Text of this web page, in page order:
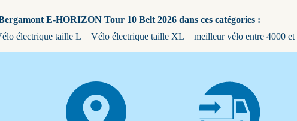
E-HORIZON Tour 10 Belt 2026 dans ces catégories :
électrique taille L Vélo électrique taille XL meilleur vélo entre 4000 et